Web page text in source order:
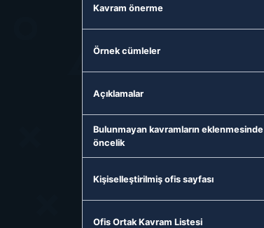
Kavram önerme
Örnek cümleler
Açıklamalar
Bulunmayan kavramların eklenmesinde
öncelik
Kişiselleştirilmiş ofis sayfası
Ofis Ortak Kavram Listesi